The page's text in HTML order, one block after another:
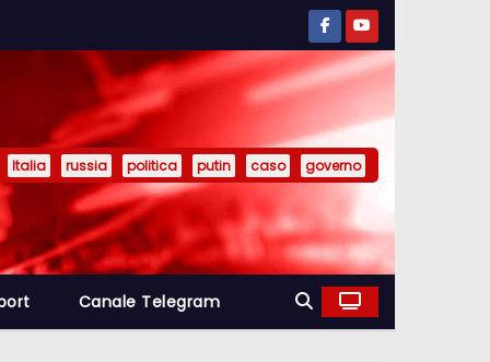
Italia russia politica putin caso governo
Canale Telegram